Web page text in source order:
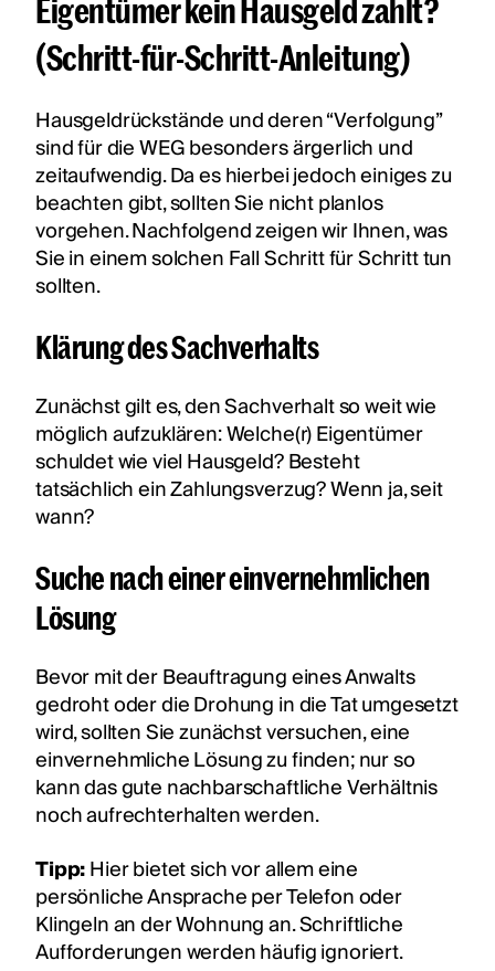
Eigentümer kein Hausgeld zahlt?
(Schritt-für-Schritt-Anleitung)
Hausgeldrückstände und deren “Verfolgung”
sind für die WEG besonders ärgerlich und
zeitaufwendig. Da es hierbei jedoch einiges zu
beachten gibt, sollten Sie nicht planlos
vorgehen. Nachfolgend zeigen wir Ihnen, was
Sie in einem solchen Fall Schritt für Schritt tun
sollten.
Klärung des Sachverhalts
Zunächst gilt es, den Sachverhalt so weit wie
möglich aufzuklären: Welche(r) Eigentümer
schuldet wie viel Hausgeld? Besteht
tatsächlich ein Zahlungsverzug? Wenn ja, seit
wann?
Suche nach einer einvernehmlichen
Lösung
Bevor mit der Beauftragung eines Anwalts
gedroht oder die Drohung in die Tat umgesetzt
wird, sollten Sie zunächst versuchen, eine
einvernehmliche Lösung zu finden; nur so
kann das gute nachbarschaftliche Verhältnis
noch aufrechterhalten werden.
Tipp:Hier bietet sich vor allem eine
persönliche Ansprache per Telefon oder
Klingeln an der Wohnung an. Schriftliche
Aufforderungen werden häufig ignoriert.